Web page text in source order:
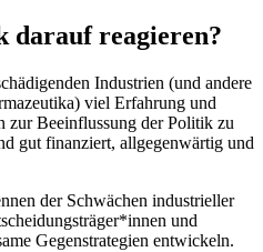
darauf reagieren?
Industrien (und andere
viel Erfahrung und
zur Beeinflussung der Politik zu
gut finanziert, allgegenwärtig und
der Schwächen industrieller
und
Gegenstrategien entwickeln.